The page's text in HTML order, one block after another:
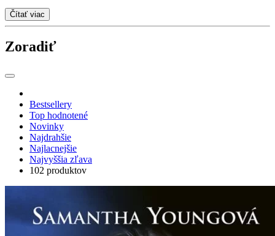
Čítať viac
Zoradiť
Bestsellery
Top hodnotené
Novinky
Najdrahšie
Najlacnejšie
Najvyššia zľava
102 produktov